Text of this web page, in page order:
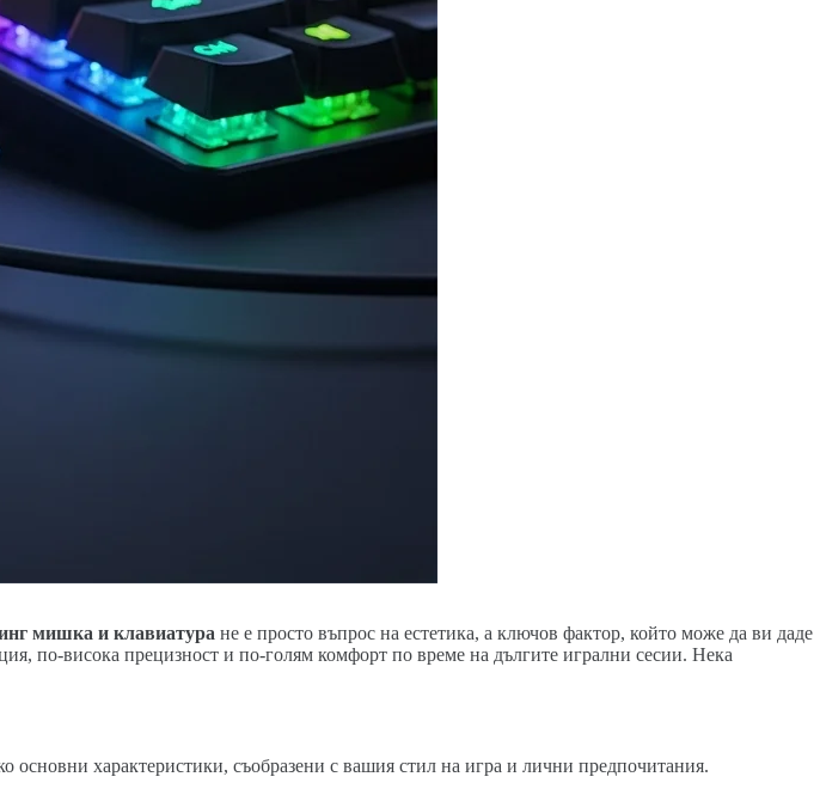
мишка и клавиатура не е просто въпрос на естетика, а ключов фактор, който може да ви даде
по-висока прецизност и по-голям комфорт по време на дългите игрални сесии. Нека
характеристики, съобразени с вашия стил на игра и лични предпочитания.